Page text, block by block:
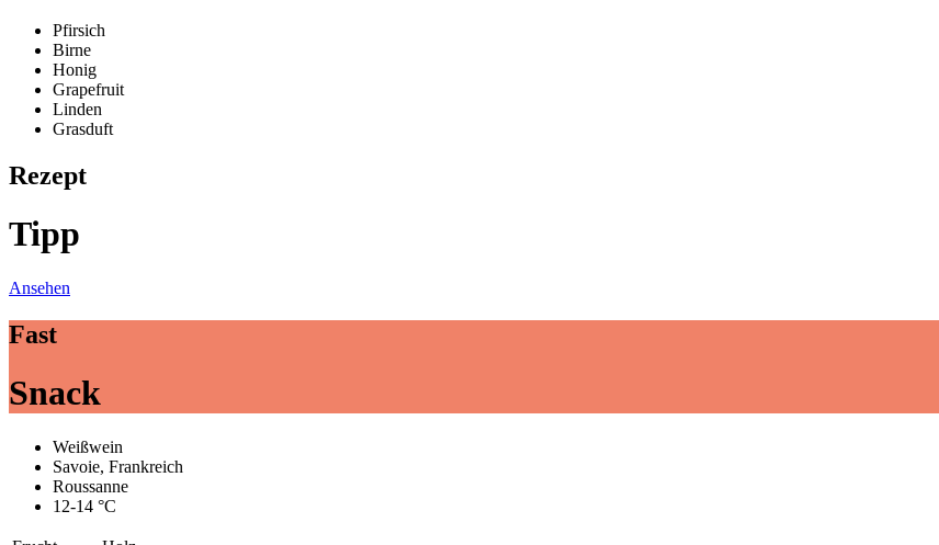
Pfirsich
Birne
Honig
Grapefruit
Linden
Grasduft
Rezept
Tipp
Ansehen
Fast
Snack
Weißwein
Savoie, Frankreich
Roussanne
12-14 °C